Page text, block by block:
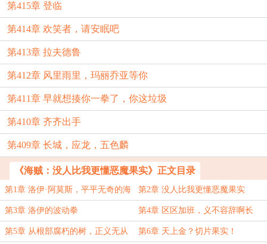
第415章 登临
第414章 欢笑者，请安眠吧
第413章 拉夫德鲁
第412章 风里雨里，玛丽乔亚等你
第411章 早就想揍你一拳了，你这垃圾
第410章 齐齐出手
第409章 长城，应龙，五色麟
《海贼：没人比我更懂恶魔果实》正文目录
第1章 洛伊·阿莫斯，平平无奇的海
军上尉！
第2章 没人比我更懂恶魔果实
第3章 洛伊的波动拳 第4章 区区加班，义不容辞啊长
官！
第5章 从根部腐朽的树，正义无从 第6章 天上金？切片果实！